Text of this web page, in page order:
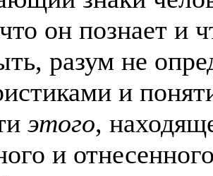
он познает и
разум не
и
этого,
и